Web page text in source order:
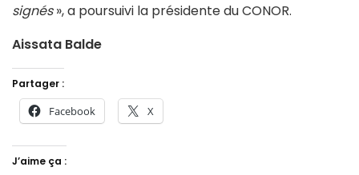
signés», a poursuivi la présidente du CONOR.
Aissata Balde
Partager :
Facebook X
J’aime ça :